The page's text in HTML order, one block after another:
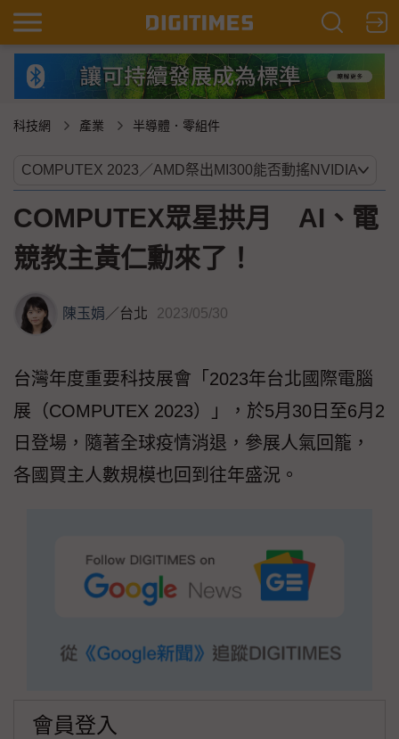
科技網 產業 半導體．零組件
COMPUTEX眾星拱月 AI、電
競教主黃仁勳來了！
陳玉娟／台北 2023/05/30
台灣年度重要科技展會「2023年台北國際電腦
展（COMPUTEX 2023）」，於5月30日至6月2
日登場，隨著全球疫情消退，參展人氣回籠，
各國買主人數規模也回到往年盛況。
會員登入